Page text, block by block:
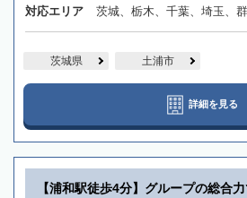
対応エリア 茨城、栃木、千葉、埼玉、
茨城県 土浦市
詳細を見る
【浦和駅徒歩4分】グループの総合